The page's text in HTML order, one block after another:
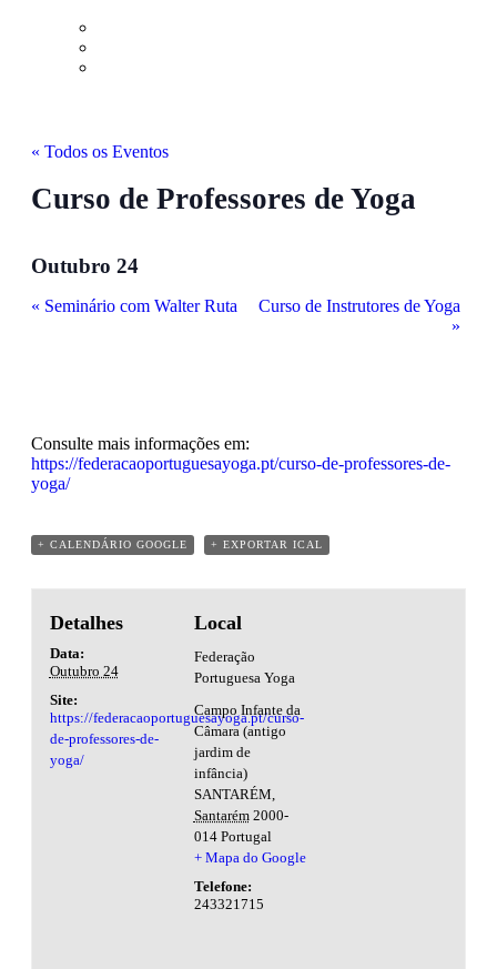
« Todos os Eventos
Curso de Professores de Yoga
Outubro 24
« Seminário com Walter Ruta
Curso de Instrutores de Yoga
»
Consulte mais informações em:
https://federacaoportuguesayoga.pt/curso-de-professores-de-
yoga/
+ CALENDÁRIO GOOGLE + EXPORTAR ICAL
Detalhes
Data:
Outubro 24
Site:
https://federacaoportuguesayoga.pt/curso-
de-professores-de-
yoga/
Local
Federação
Portuguesa Yoga
Campo Infante da
Câmara (antigo
jardim de
infância)
SANTARÉM
Santarém 2000-
014 Portugal
+ Mapa do Google
Telefone:
243321715